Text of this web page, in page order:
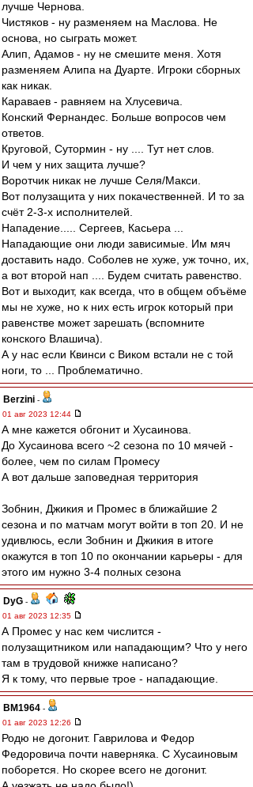
лучше Чернова.
Чистяков - ну разменяем на Маслова. Не
основа, но сыграть может.
Алип, Адамов - ну не смешите меня. Хотя
разменяем Алипа на Дуарте. Игроки сборных
как никак.
Караваев - равняем на Хлусевича.
Конский Фернандес. Больше вопросов чем
ответов.
Круговой, Сутормин - ну .... Тут нет слов.
И чем у них защита лучше?
Воротчик никак не лучше Селя/Макси.
Вот полузащита у них покачественней. И то за
счёт 2-3-х исполнителей.
Нападение..... Сергеев, Касьера ...
Нападающие они люди зависимые. Им мяч
доставить надо. Соболев не хуже, уж точно, их,
а вот второй нап .... Будем считать равенство.
Вот и выходит, как всегда, что в общем объёме
мы не хуже, но к них есть игрок который при
равенстве может зарешать (вспомните
конского Влашича).
А у нас если Квинси с Виком встали не с той
ноги, то ... Проблематично.
Berzini -
01 авг 2023 12:44
А мне кажется обгонит и Хусаинова.
До Хусаинова всего ~2 сезона по 10 мячей -
более, чем по силам Промесу
А вот дальше заповедная территория
Зобнин, Джикия и Промес в ближайшие 2
сезона и по матчам могут войти в топ 20. И не
удивлюсь, если Зобнин и Джикия в итоге
окажутся в топ 10 по окончании карьеры - для
этого им нужно 3-4 полных сезона
DyG -
01 авг 2023 12:35
А Промес у нас кем числится -
полузащитником или нападающим? Что у него
там в трудовой книжке написано?
Я к тому, что первые трое - нападающие.
BM1964 -
01 авг 2023 12:26
Родю не догонит. Гаврилова и Федор
Федоровича почти наверняка. С Хусаиновым
поборется. Но скорее всего не догонит.